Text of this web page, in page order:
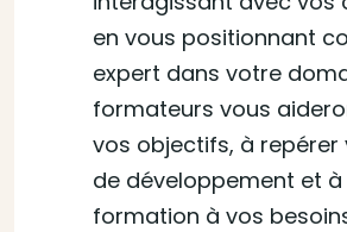
en vous positionnant
expert dans votre
formateurs vous
vos objectifs, à repérer
de développement et
formation à vos